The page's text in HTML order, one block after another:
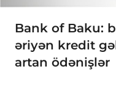
Bank of Baku:
əriyən kredit
artan ödənişlər